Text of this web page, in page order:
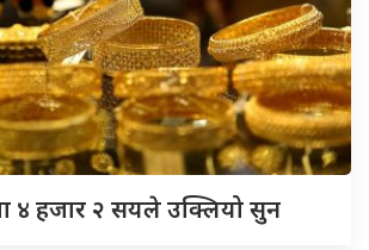
४ हजार २ सयले उक्लियो सुन